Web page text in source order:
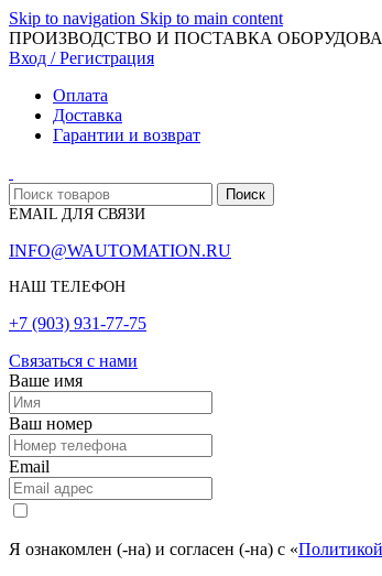
Skip to navigation Skip to main content
ПРОИЗВОДСТВО И ПОСТАВКА
Вход / Регистрация
Оплата
Доставка
Гарантии и возврат
Поиск
EMAIL ДЛЯ СВЯЗИ
INFO@WAUTOMATION.RU
НАШ ТЕЛЕФОН
+7 (903) 931-77-75
Связаться с нами
Ваше имя
Ваш номер
Email
Я ознакомлен (-на) и согласен (-на) с «